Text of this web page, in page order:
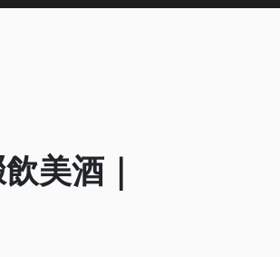
美酒｜